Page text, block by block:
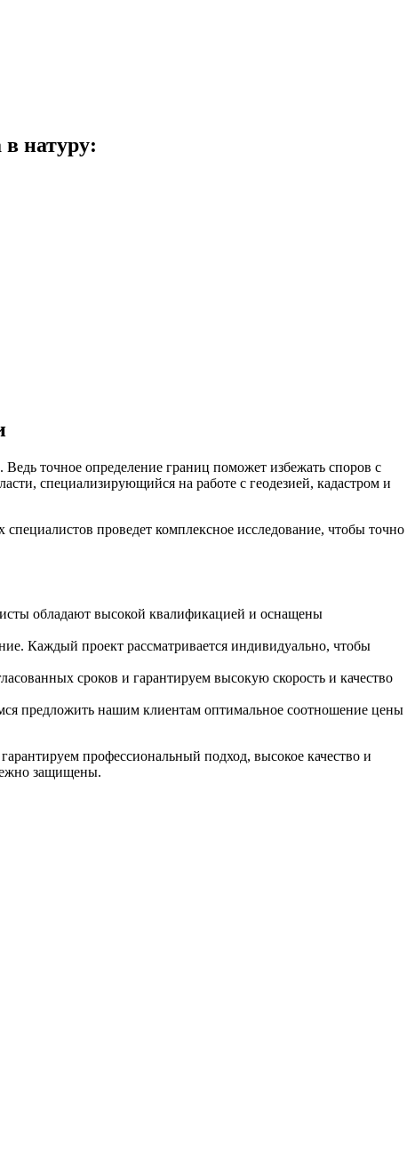
натуру:
точное определение границ поможет избежать споров с
специализирующийся на работе с геодезией, кадастром и
проведет комплексное исследование, чтобы точно
обладают высокой квалификацией и оснащены
Каждый проект рассматривается индивидуально, чтобы
сроков и гарантируем высокую скорость и качество
предложить нашим клиентам оптимальное соотношение цены
профессиональный подход, высокое качество и
защищены.